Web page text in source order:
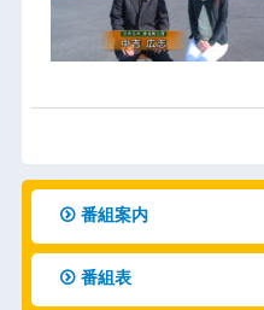
番組案内
番組表